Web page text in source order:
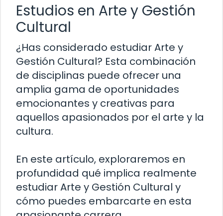
Estudios en Arte y Gestión
Cultural
¿Has considerado estudiar Arte y
Gestión Cultural? Esta combinación
de disciplinas puede ofrecer una
amplia gama de oportunidades
emocionantes y creativas para
aquellos apasionados por el arte y la
cultura.
En este artículo, exploraremos en
profundidad qué implica realmente
estudiar Arte y Gestión Cultural y
cómo puedes embarcarte en esta